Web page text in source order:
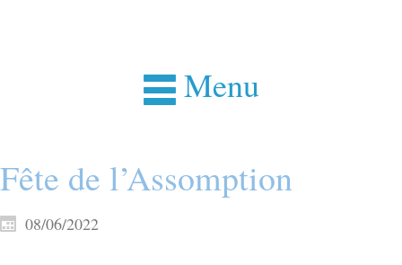
Menu
Fête de l’Assomption
08/06/2022